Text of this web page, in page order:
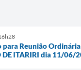
para Reunião
DE ITARIRI dia 11/06/